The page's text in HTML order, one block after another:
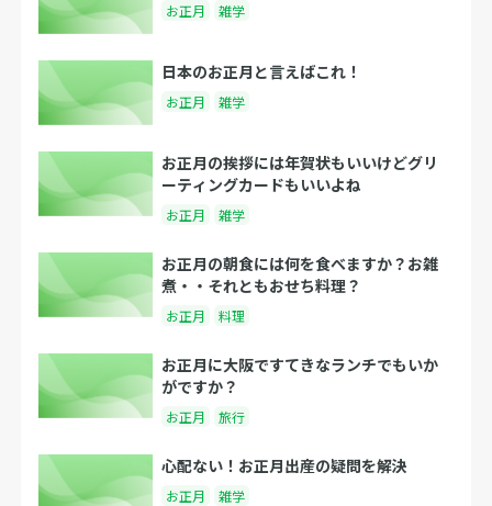
お正月 雑学
日本のお正月と言えばこれ！
お正月 雑学
お正月の挨拶には年賀状もいいけどグリ
ーティングカードもいいよね
お正月 雑学
お正月の朝食には何を食べますか？お雑
煮・・それともおせち料理？
お正月 料理
お正月に大阪ですてきなランチでもいか
がですか？
お正月 旅行
心配ない！お正月出産の疑問を解決
お正月 雑学